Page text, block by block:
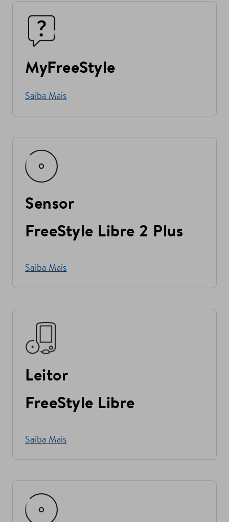
MyFreeStyle
Saiba Mais
Sensor
FreeStyle Libre 2 Plus
Saiba Mais
Leitor
FreeStyle Libre
Saiba Mais